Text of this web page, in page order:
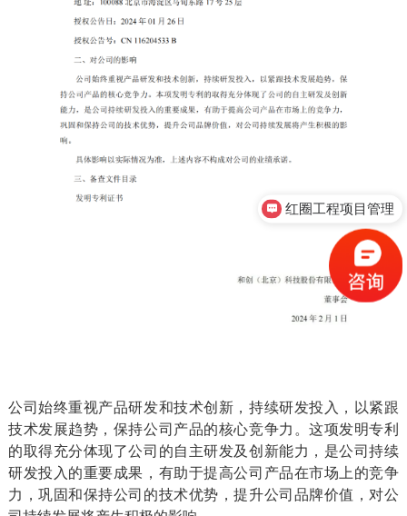
公司始终重视产品研发和技术创新，持续研发投入，以紧跟
技术发展趋势，保持公司产品的核心竞争力。这项发明专利
的取得充分体现了公司的自主研发及创新能力，是公司持续
研发投入的重要成果，有助于提高公司产品在市场上的竞争
力，巩固和保持公司的技术优势，提升公司品牌价值，对公
售前咨询